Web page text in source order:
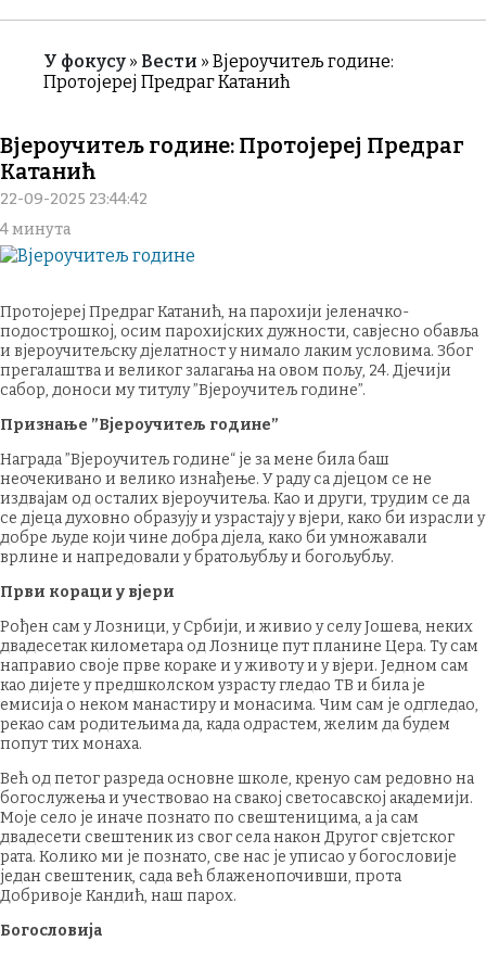
Breadcrumb
У фокусу Вести
Вјероучитељ године:
Протојереј Предраг Катанић
Вјероучитељ године: Протојереј Предраг
Катанић
22-09-2025 23:44:42
4 минута
Протојереј Предраг Катанић, на парохији јеленачко-
подострошкој, осим парохијских дужности, савјесно обавља
и вјероучитељску дјелатност у нимало лаким условима. Због
прегалаштва и великог залагања на овом пољу, 24. Дјечији
сабор, доноси му титулу ”Вјероучитељ године”.
Признање ”Вјероучитељ године”
Награда ”Вјероучитељ године“ је за мене била баш
неочекивано и велико изнађење. У раду са дјецом се не
издвајам од осталих вјероучитеља. Као и други, трудим се да
се дјеца духовно образују и узрастају у вјери, како би израсли у
добре људе који чине добра дјела, како би умножавали
врлине и напредовали у братољубљу и богољубљу.
Први кораци у вјери
Рођен сам у Лозници, у Србији, и живио у селу Јошева, неких
двадесетак километара од Лознице пут планине Цера. Ту сам
направио своје прве кораке и у животу и у вјери. Једном сам
као дијете у предшколском узрасту гледао ТВ и била је
емисија о неком манастиру и монасима. Чим сам је одгледао,
рекао сам родитељима да, када одрастем, желим да будем
попут тих монаха.
Већ од петог разреда основне школе, кренуо сам редовно на
богослужења и учествовао на свакој светосавској академији.
Моје село је иначе познато по свештеницима, а ја сам
двадесети свештеник из свог села након Другог свјетског
рата. Колико ми је познато, све нас је уписао у богословије
један свештеник, сада већ блаженопочивши, прота
Добривоје Кандић, наш парох.
Богословија